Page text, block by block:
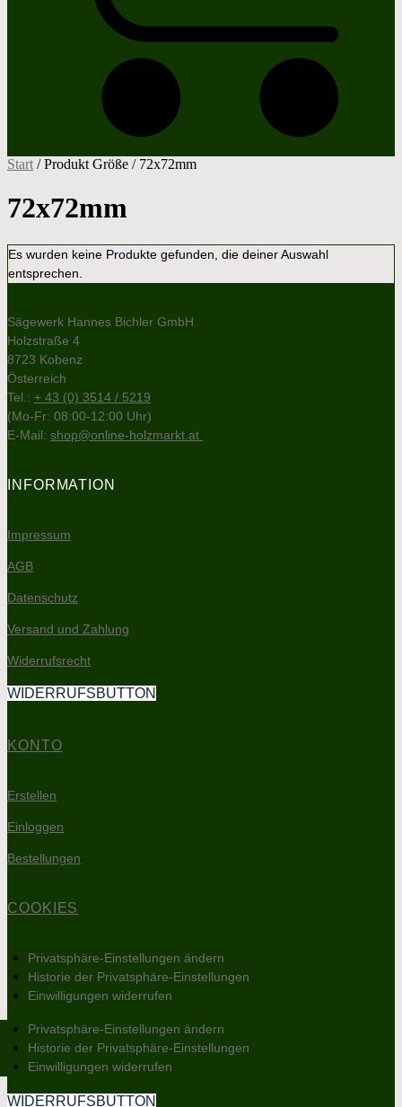
Start / Produkt Größe / 72x72mm
72x72mm
Es wurden keine Produkte gefunden, die deiner Auswahl
entsprechen.
Sägewerk Hannes Bichler GmbH
Holzstraße 4
8723 Kobenz
Österreich
Tel.: + 43 (0) 3514 / 5219
(Mo-Fr: 08:00-12:00 Uhr)
E-Mail: shop@online-holzmarkt.at
INFORMATION
Impressum
AGB
Datenschutz
Versand und Zahlung
Widerrufsrecht
WIDERRUFSBUTTON
KONTO
Erstellen
Einloggen
Bestellungen
COOKIES
Privatsphäre-Einstellungen ändern
Historie der Privatsphäre-Einstellungen
Einwilligungen widerrufen
Privatsphäre-Einstellungen ändern
Historie der Privatsphäre-Einstellungen
Einwilligungen widerrufen
WIDERRUFSBUTTON